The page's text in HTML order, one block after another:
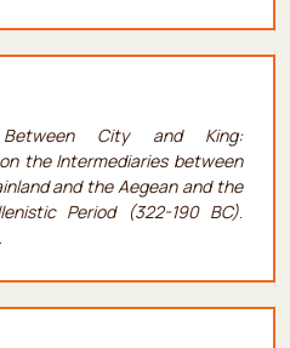
Between City and King:
the Intermediaries between
and the Aegean and the
Period (322-190 BC).